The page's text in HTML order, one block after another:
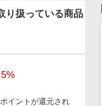
り扱っている商品
イントが還元され